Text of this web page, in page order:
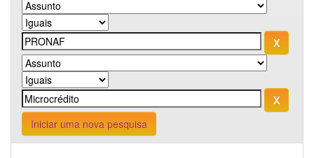
Iniciar uma nova pesquisa